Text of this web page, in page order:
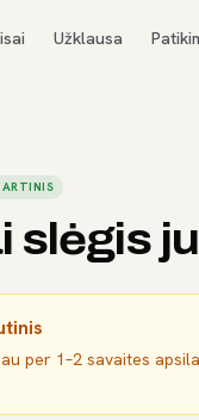
Užklausa
slėgis
per 1–2 savaites